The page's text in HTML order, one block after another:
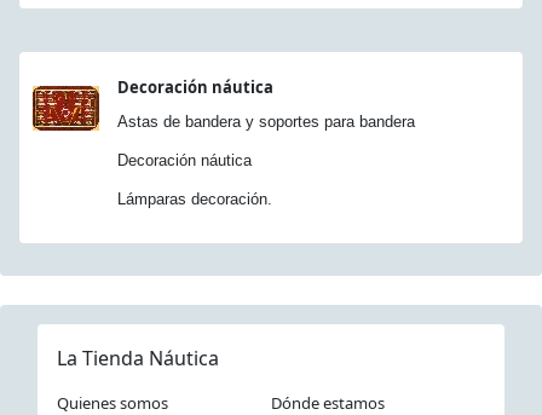
Decoración náutica
Astas de bandera y soportes para bandera
Decoración náutica
Lámparas decoración.
La Tienda Náutica
Quienes somos
Dónde estamos